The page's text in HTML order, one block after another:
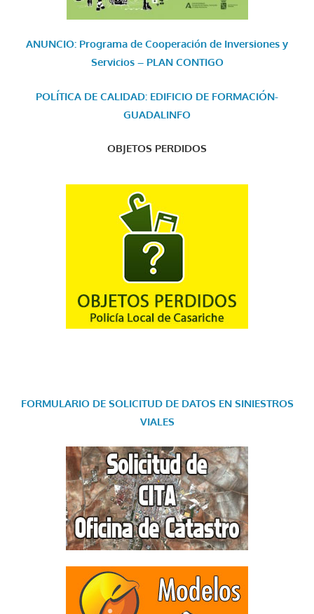
ANUNCIO: Programa de Cooperación de Inversiones y
Servicios – PLAN CONTIGO
POLÍTICA DE CALIDAD: EDIFICIO DE FORMACIÓN-
GUADALINFO
OBJETOS PERDIDOS
FORMULARIO DE SOLICITUD DE DATOS EN SINIESTROS
VIALES